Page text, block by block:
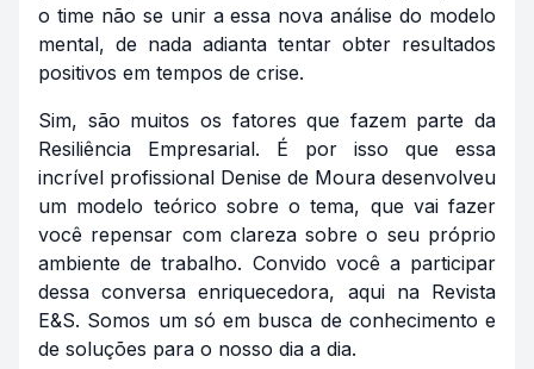
o time não se unir a essa nova análise do modelo
mental, de nada adianta tentar obter resultados
positivos em tempos de crise.
Sim, são muitos os fatores que fazem parte da
Resiliência Empresarial. É por isso que essa
incrível profissional Denise de Moura desenvolveu
um modelo teórico sobre o tema, que vai fazer
você repensar com clareza sobre o seu próprio
ambiente de trabalho. Convido você a participar
dessa conversa enriquecedora, aqui na Revista
E&S. Somos um só em busca de conhecimento e
de soluções para o nosso dia a dia.